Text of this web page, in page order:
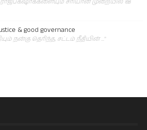
& good governance
நன்கு தெரிந்த, சட்டம் நீதியின் ..."